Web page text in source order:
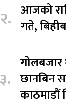
२. आजको
गते,
३.
गोलबजार
छानबिन
काठमाडौं